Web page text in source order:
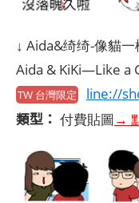
↓ Aida&绮绮-像貓
Aida & KiKi―Like a
TW 台灣限定 line://
類型： 付費貼圖→